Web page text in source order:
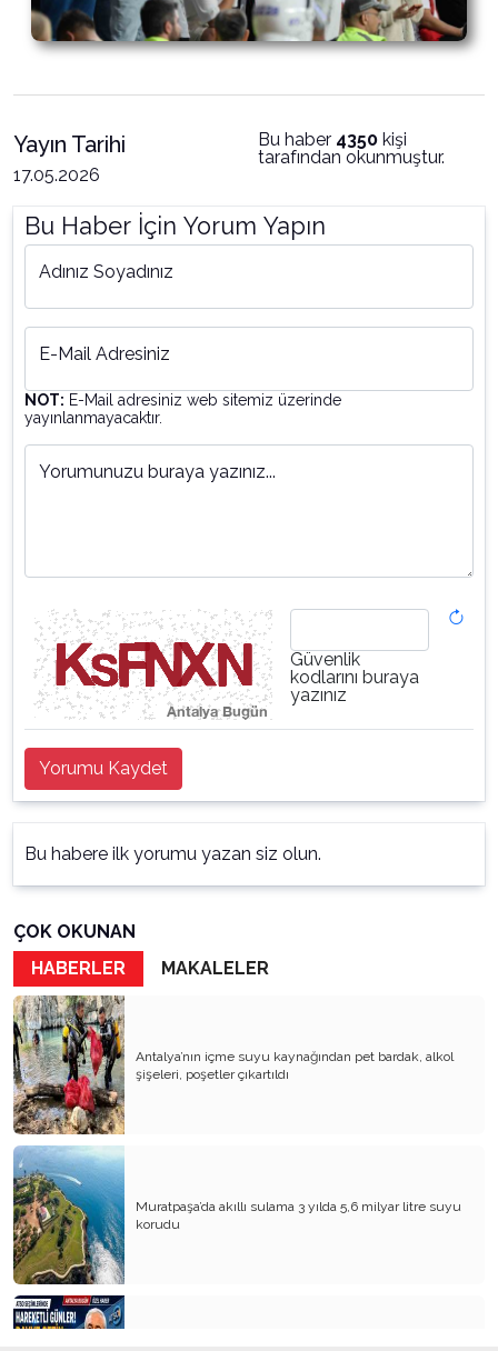
Yayın Tarihi
17.05.2026
Bu haber 4350 kişi
tarafından okunmuştur.
Bu Haber İçin Yorum Yapın
Adınız Soyadınız
E-Mail Adresiniz
NOT: E-Mail adresiniz web sitemiz üzerinde
yayınlanmayacaktır.
Yorumunuzu buraya yazınız...
Güvenlik
kodlarını buraya
yazınız
Yorumu Kaydet
Bu habere ilk yorumu yazan siz olun.
ÇOK OKUNAN
HABERLER
MAKALELER
Antalya’nın içme suyu kaynağından pet bardak, alkol
şişeleri, poşetler çıkartıldı
Muratpaşa’da akıllı sulama 3 yılda 5,6 milyar litre suyu
korudu